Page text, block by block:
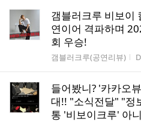
갬블러크루 비보이
연이어 격파하며
회 우승!
게시판명
갬블러크루(공연리뷰)
들어봤니? '카카오
대!! "소식전달" "정
통 '비보이크루' 아